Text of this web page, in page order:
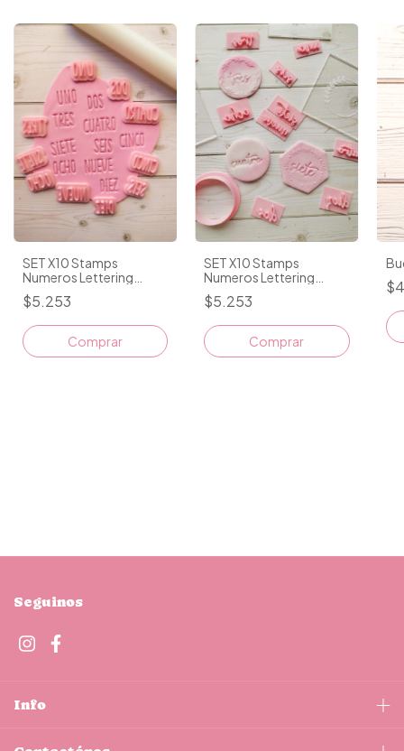
SET X10 Stamps
Numeros Lettering
Imprenta 1.5CM
$5.253
SET X10 Stamps
Numeros Lettering
Cursiva L 1,2 A 2CM
$5.253
Seguinos
Info